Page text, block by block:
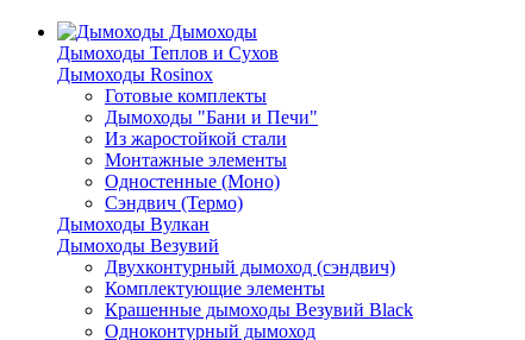
Дымоходы
Дымоходы Теплов и Сухов
Дымоходы Rosinox
Готовые комплекты
Дымоходы "Бани и Печи"
Из жаростойкой стали
Монтажные элементы
Одностенные (Моно)
Сэндвич (Термо)
Дымоходы Вулкан
Дымоходы Везувий
Двухконтурный дымоход (сэндвич)
Комплектующие элементы
Крашенные дымоходы Везувий Black
Одноконтурный дымоход